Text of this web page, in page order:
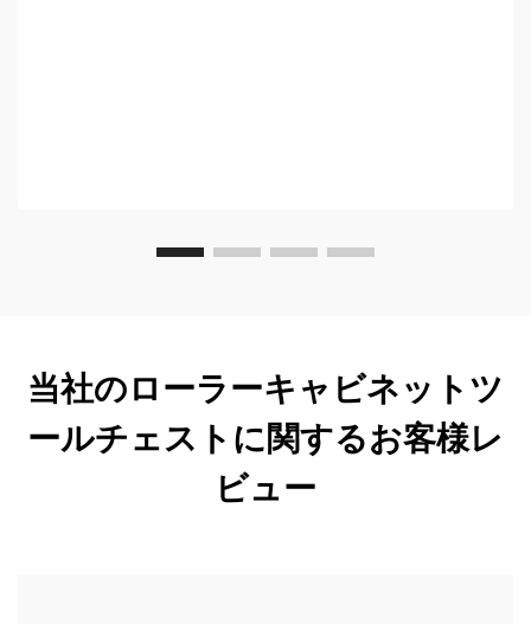
当社のローラーキャビネットツ
ールチェストに関するお客様レ
ビュー